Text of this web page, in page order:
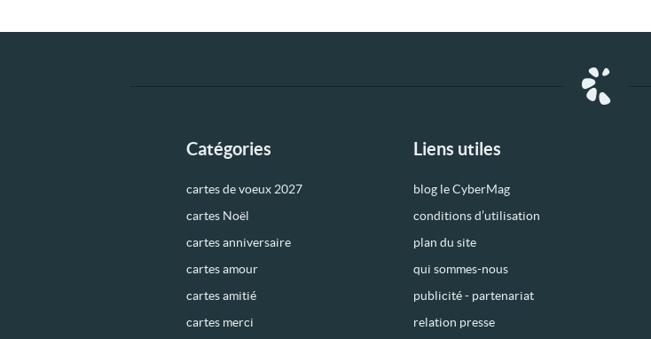
Catégories
cartes de voeux 2027
cartes Noël
cartes anniversaire
cartes amour
cartes amitié
cartes merci
Liens utiles
blog le CyberMag
conditions d’utilisation
plan du site
qui sommes-nous
publicité - partenariat
relation presse